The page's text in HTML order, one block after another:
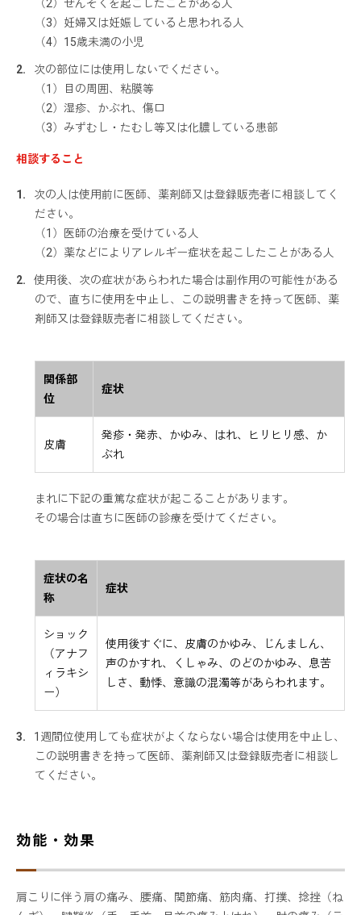
（2）ぜんそくを起こしたことがある人
（3）妊婦又は妊娠していると思われる人
（4）15歳未満の小児
次の部位には使用しないでください。
（1）目の周囲、粘膜等
（2）湿疹、かぶれ、傷口
（3）みずむし・たむし等又は化膿している患部
相談すること
次の人は使用前に医師、薬剤師又は登録販売者に相談してく
ださい。
（1）医師の治療を受けている人
（2）薬などによりアレルギー症状を起こしたことがある人
使用後、次の症状があらわれた場合は副作用の可能性がある
ので、直ちに使用を中止し、この説明書きを持って医師、薬
剤師又は登録販売者に相談してください。
関係部
位
症状
皮膚
発疹・発赤、かゆみ、はれ、ヒリヒリ感、か
ぶれ
まれに下記の重篤な症状が起こることがあります。
その場合は直ちに医師の診療を受けてください。
症状の名
称
症状
ショック
（アナフ
ィラキシ
ー）
使用後すぐに、皮膚のかゆみ、じんましん、
声のかすれ、くしゃみ、のどのかゆみ、息苦
しさ、動悸、意識の混濁等があらわれます。
1週間位使用しても症状がよくならない場合は使用を中止し、
この説明書きを持って医師、薬剤師又は登録販売者に相談し
てください。
効能・効果
肩こりに伴う肩の痛み、腰痛、関節痛、筋肉痛、打撲、捻挫（ね